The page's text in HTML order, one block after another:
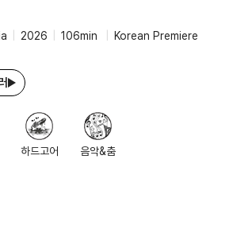
2026 106min
Korean Premiere
하드고어 음악&춤